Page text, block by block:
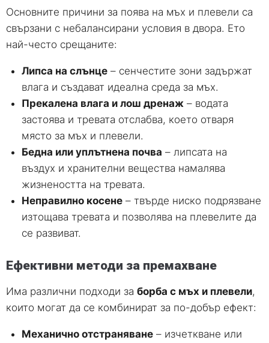
Основните причини за поява на мъх и плевели са
свързани с небалансирани условия в двора. Ето
най-често срещаните:
Липса на слънце– сенчестите зони задържат
влага и създават идеална среда за мъх.
Прекалена влага и лош дренаж– водата
застоява и тревата отслабва, което отваря
място за мъх и плевели.
Бедна или уплътнена почва – липсата на
въздух и хранителни вещества намалява
жизнеността на тревата.
Неправилно косене– твърде ниско подрязване
изтощава тревата и позволява на плевелите да
се развиват.
Ефективни методи за премахване
Има различни подходи за борба с мъх и плевели,
които могат да се комбинират за по-добър ефект:
Механично отстраняване– изчеткване или